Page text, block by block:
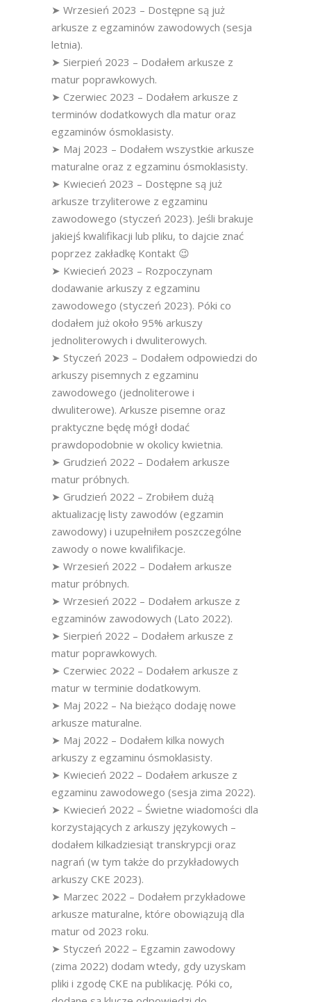
➤ Wrzesień 2023 – Dostępne są już
arkusze z egzaminów zawodowych (sesja
letnia).
➤ Sierpień 2023 – Dodałem arkusze z
matur poprawkowych.
➤ Czerwiec 2023 – Dodałem arkusze z
terminów dodatkowych dla matur oraz
egzaminów ósmoklasisty.
➤ Maj 2023 – Dodałem wszystkie arkusze
maturalne oraz z egzaminu ósmoklasisty.
➤ Kwiecień 2023 – Dostępne są już
arkusze trzyliterowe z egzaminu
zawodowego (styczeń 2023). Jeśli brakuje
jakiejś kwalifikacji lub pliku, to dajcie znać
poprzez zakładkę Kontakt 😉
➤ Kwiecień 2023 – Rozpoczynam
dodawanie arkuszy z egzaminu
zawodowego (styczeń 2023). Póki co
dodałem już około 95% arkuszy
jednoliterowych i dwuliterowych.
➤ Styczeń 2023 – Dodałem odpowiedzi do
arkuszy pisemnych z egzaminu
zawodowego (jednoliterowe i
dwuliterowe). Arkusze pisemne oraz
praktyczne będę mógł dodać
prawdopodobnie w okolicy kwietnia.
➤ Grudzień 2022 – Dodałem arkusze
matur próbnych.
➤ Grudzień 2022 – Zrobiłem dużą
aktualizację listy zawodów (egzamin
zawodowy) i uzupełniłem poszczególne
zawody o nowe kwalifikacje.
➤ Wrzesień 2022 – Dodałem arkusze
matur próbnych.
➤ Wrzesień 2022 – Dodałem arkusze z
egzaminów zawodowych (Lato 2022).
➤ Sierpień 2022 – Dodałem arkusze z
matur poprawkowych.
➤ Czerwiec 2022 – Dodałem arkusze z
matur w terminie dodatkowym.
➤ Maj 2022 – Na bieżąco dodaję nowe
arkusze maturalne.
➤ Maj 2022 – Dodałem kilka nowych
arkuszy z egzaminu ósmoklasisty.
➤ Kwiecień 2022 – Dodałem arkusze z
egzaminu zawodowego (sesja zima 2022).
➤ Kwiecień 2022 – Świetne wiadomości dla
korzystających z arkuszy językowych –
dodałem kilkadziesiąt transkrypcji oraz
nagrań (w tym także do przykładowych
arkuszy CKE 2023).
➤ Marzec 2022 – Dodałem przykładowe
arkusze maturalne, które obowiązują dla
matur od 2023 roku.
➤ Styczeń 2022 – Egzamin zawodowy
(zima 2022) dodam wtedy, gdy uzyskam
pliki i zgodę CKE na publikację. Póki co,